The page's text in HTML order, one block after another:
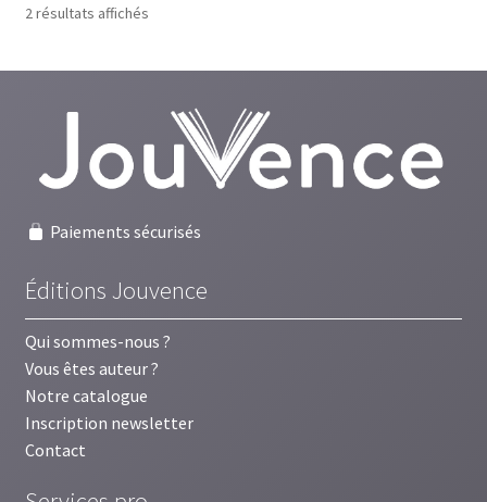
2 résultats affichésTrié
Paiements sécurisés
Éditions Jouvence
Qui sommes-nous ?
Vous êtes auteur ?
Notre catalogue
Inscription newsletter
Contact